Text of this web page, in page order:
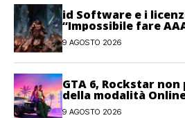
id Software e i
“Impossibile fare
personale”
9 AGOSTO 2026
GTA 6, Rockstar
della modalità
player
9 AGOSTO 2026